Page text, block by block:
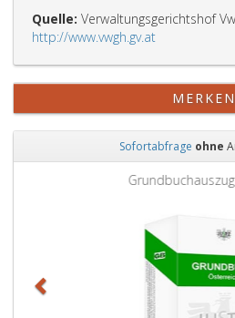
Quelle: Verwaltungsgerichtshof
http://www.vwgh.gv.at
MERKEN
Sofortabfrage ohne
Grundbuchauszug